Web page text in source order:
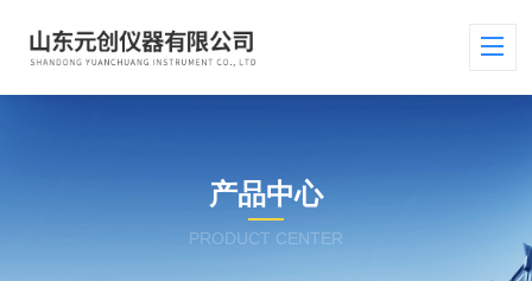
产品中心
PRODUCT CENTER